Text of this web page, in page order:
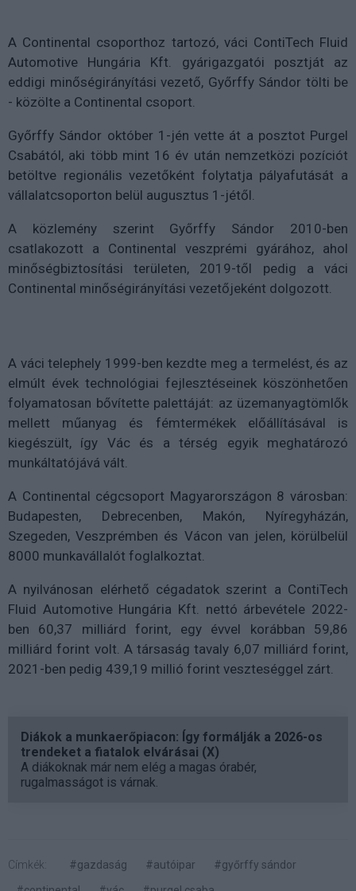
A Continental csoporthoz tartozó, váci ContiTech Fluid
Automotive Hungária Kft. gyárigazgatói posztját az
eddigi minőségirányítási vezető, Győrffy Sándor tölti be
- közölte a Continental csoport.
Győrffy Sándor október 1-jén vette át a posztot Purgel
Csabától, aki több mint 16 év után nemzetközi pozíciót
betöltve regionális vezetőként folytatja pályafutását a
vállalatcsoporton belül augusztus 1-jétől.
A közlemény szerint Győrffy Sándor 2010-ben
csatlakozott a Continental veszprémi gyárához, ahol
minőségbiztosítási területen, 2019-től pedig a váci
Continental minőségirányítási vezetőjeként dolgozott.
A váci telephely 1999-ben kezdte meg a termelést, és az
elmúlt évek technológiai fejlesztéseinek köszönhetően
folyamatosan bővítette palettáját: az üzemanyagtömlők
mellett műanyag és fémtermékek előállításával is
kiegészült, így Vác és a térség egyik meghatározó
munkáltatójává vált.
A Continental cégcsoport Magyarországon 8 városban:
Budapesten, Debrecenben, Makón, Nyíregyházán,
Szegeden, Veszprémben és Vácon van jelen, körülbelül
8000 munkavállalót foglalkoztat.
A nyilvánosan elérhető cégadatok szerint a ContiTech
Fluid Automotive Hungária Kft. nettó árbevétele 2022-
ben 60,37 milliárd forint, egy évvel korábban 59,86
milliárd forint volt. A társaság tavaly 6,07 milliárd forint,
2021-ben pedig 439,19 millió forint veszteséggel zárt.
Diákok a munkaerőpiacon: Így formálják a 2026-os
trendeket a fiatalok elvárásai (X)
A diákoknak már nem elég a magas órabér,
rugalmasságot is várnak.
Címkék: #gazdaság #autóipar
#győrffy sándor